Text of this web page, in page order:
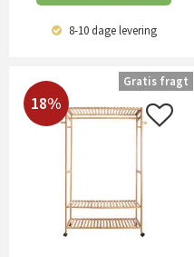
8-10 dagelevering
18%
Gratis fragt